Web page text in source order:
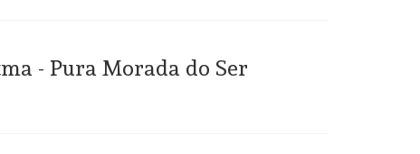
- Pura Morada do Ser